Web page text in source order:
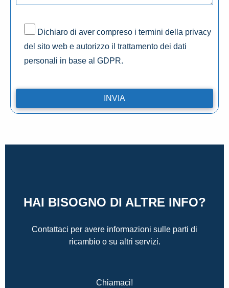
Dichiaro di aver compreso i termini della privacy
del sito web e autorizzo il trattamento dei dati
personali in base al GDPR.
HAI BISOGNO DI ALTRE INFO?
Contattaci per avere informazioni sulle parti di
ricambio o su altri servizi.
Chiamaci!